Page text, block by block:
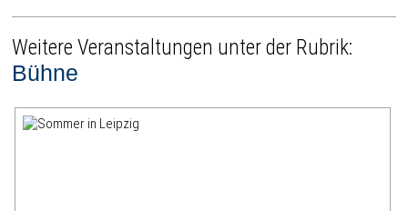
Weitere Veranstaltungen unter der Rubrik:
Bühne